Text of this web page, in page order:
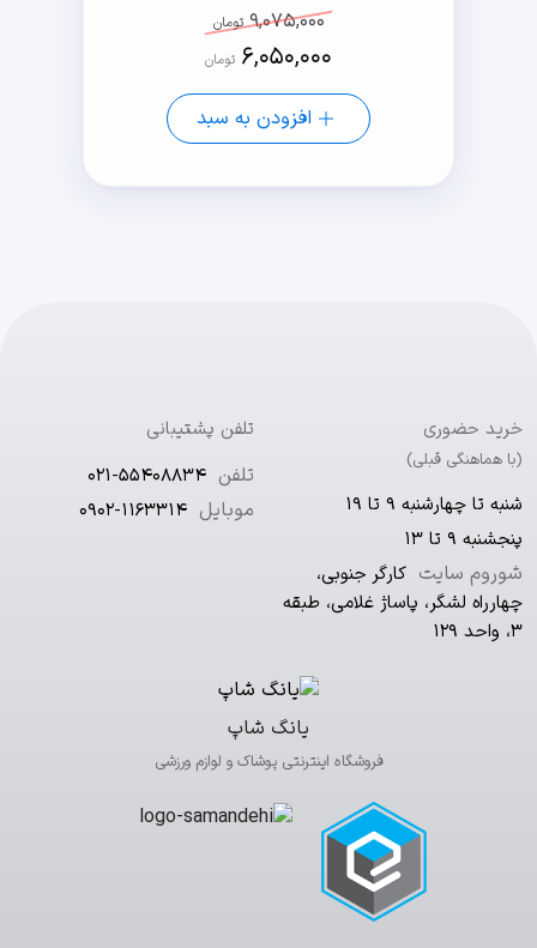
9,075,000 تومان
6,050,000 تومان
افزودن به سبد
خرید حضوری
(با هماهنگی قبلی)
شنبه تا چهارشنبه ۹ تا ۱۹
پنجشنبه ۹ تا ۱۳
شوروم سایت کارگر جنوبی،
چهارراه لشگر، پاساژ غلامی، طبقه
۳، واحد ۱۲۹
تلفن پشتیبانی
تلفن 021-55408834
موبایل 0902-1163314
یانگ شاپ
فروشگاه اینترنتی پوشاک و لوازم ورزشی